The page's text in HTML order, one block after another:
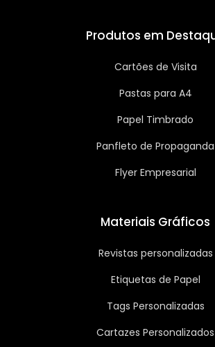
Produtos em
Cartões de Visita
Pastas para A4
Papel Timbrado
Panfleto de Propaganda
Flyer Empresarial
Materiais Gráficos
Revistas personalizadas
Etiquetas de Papel
Tags Personalizadas
Cartazes Personalizados